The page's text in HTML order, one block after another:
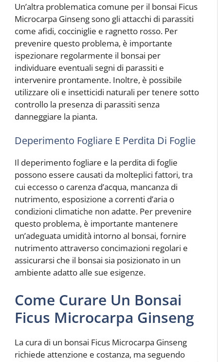
Un’altra problematica comune per il bonsai Ficus
Microcarpa Ginseng sono gli attacchi di parassiti
come afidi, cocciniglie e ragnetto rosso. Per
prevenire questo problema, è importante
ispezionare regolarmente il bonsai per
individuare eventuali segni di parassiti e
intervenire prontamente. Inoltre, è possibile
utilizzare oli e insetticidi naturali per tenere sotto
controllo la presenza di parassiti senza
danneggiare la pianta.
Deperimento Fogliare E Perdita Di Foglie
Il deperimento fogliare e la perdita di foglie
possono essere causati da molteplici fattori, tra
cui eccesso o carenza d’acqua, mancanza di
nutrimento, esposizione a correnti d’aria o
condizioni climatiche non adatte. Per prevenire
questo problema, è importante mantenere
un’adeguata umidità intorno al bonsai, fornire
nutrimento attraverso concimazioni regolari e
assicurarsi che il bonsai sia posizionato in un
ambiente adatto alle sue esigenze.
Come Curare Un Bonsai
Ficus Microcarpa Ginseng
La cura di un bonsai Ficus Microcarpa Ginseng
richiede attenzione e costanza, ma seguendo